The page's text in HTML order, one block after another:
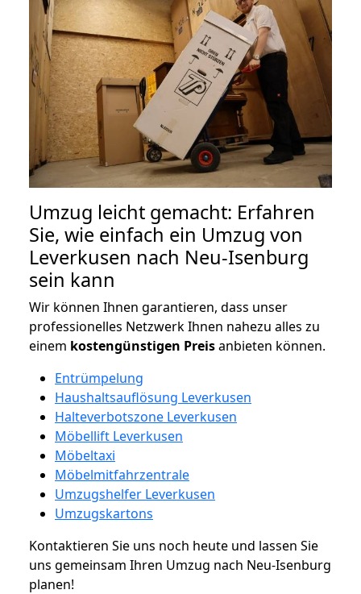
Umzug leicht gemacht: Erfahren
Sie, wie einfach ein Umzug von
Leverkusen nach Neu-Isenburg
sein kann
Wir können Ihnen garantieren, dass unser
professionelles Netzwerk Ihnen nahezu alles zu
einem kostengünstigen Preisanbieten können.
Entrümpelung
Haushaltsauflösung Leverkusen
Halteverbotszone Leverkusen
Möbellift Leverkusen
Möbeltaxi
Möbelmitfahrzentrale
Umzugshelfer Leverkusen
Umzugskartons
Kontaktieren Sie uns noch heute und lassen Sie
uns gemeinsam Ihren Umzug nach Neu-Isenburg
planen!